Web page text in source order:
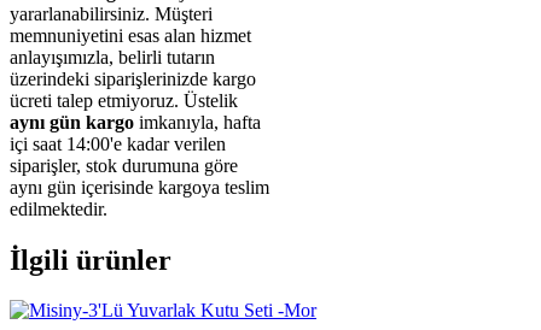
yararlanabilirsiniz. Müşteri
memnuniyetini esas alan hizmet
anlayışımızla, belirli tutarın
üzerindeki siparişlerinizde kargo
ücreti talep etmiyoruz. Üstelik
aynı gün kargo imkanıyla, hafta
içi saat 14:00'e kadar verilen
siparişler, stok durumuna göre
aynı gün içerisinde kargoya teslim
edilmektedir.
İlgili ürünler